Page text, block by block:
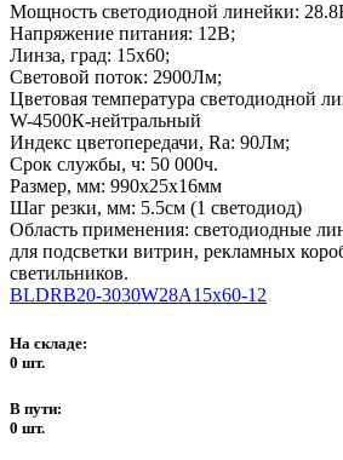
Мощность светодиодной линейки:
Напряжение питания: 12В;
Линза, град: 15x60;
Световой поток: 2900Лм;
Цветовая температура светодиодной
W-4500К-нейтральный
Индекс цветопередачи, Ra: 90Лм;
Срок службы, ч: 50 000ч.
Размер, мм: 990x25x16мм
Шаг резки, мм: 5.5см (1 светодиод)
Область применения: светодиодные
для подсветки витрин, рекламных
светильников.
BLDRB20-3030W28A15x60-12
На складе:
0 шт.
В пути:
0 шт.